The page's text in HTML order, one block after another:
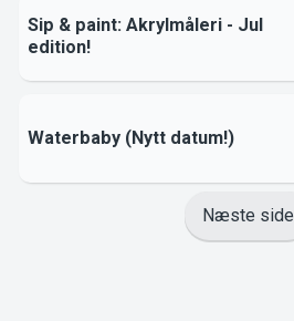
Sip & paint: Akrylmåleri - Jul
edition!
Waterbaby (Nytt datum!)
Næste side